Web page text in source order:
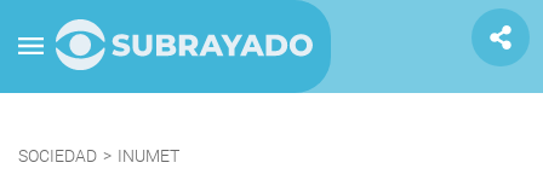
SOCIEDAD > INUMET